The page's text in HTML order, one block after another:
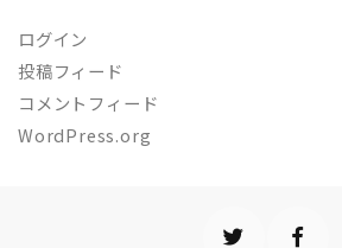
ログイン
投稿フィード
コメントフィード
WordPress.org